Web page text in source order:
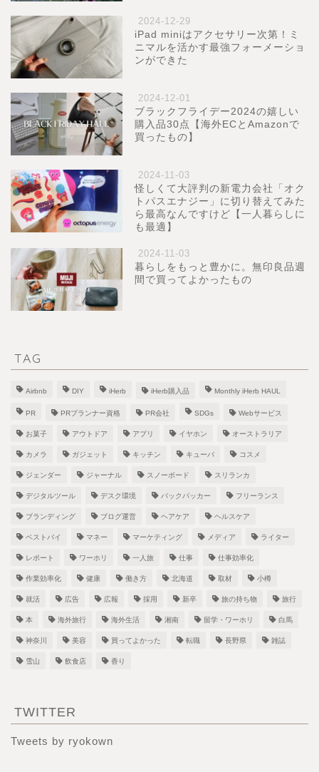
2024-12-29
iPad miniはアクセサリー次第！ミ
ニマルを活かす最強フォーメーショ
ンができた
2024-12-01
ブラックフライデー2024の嬉しい
購入品30点【海外ECとAmazonで
買ったもの】
2024-11-03
怪しくて大評判の新電力会社「オク
トパスエナジー」に切り替えてみた
ら最高なんですけど【一人暮らしに
も最適】
2024-11-03
暮らしをもっと豊かに。無印良品週
間で買ってよかったもの
TAG
Airbnb DIY iHerb iHerb購入品 Monthly iHerb HAUL
PR PRプランナー資格 PR会社 SDGs Webサービス
お菓子 アウトドア アプリ イヤホン オーストラリア
カメラ ガジェット キッチン キューバ コスメ
ジェンダー ジャーナル スノーボード スリランカ
デジタルツール デスク環境 バックパッカー フリーランス
ブランディング ブログ運営 ヘアケア ヘルスケア
ベストバイ マネー マーケティング メディア ライター
レポート ワーホリ 一人旅 仕事 仕事効率化
作業効率化 健康 働き方 北海道 取材 小樽
就活 広告 広報 採用 新卒 旅の持ち物 旅行
本 海外旅行 海外生活 湘南 留学・ワーホリ 白馬
神奈川 美容 買ってよかった 転職 長野県 雑誌
雪山 飲食店 香り
TWITTER
Tweets by ryokown